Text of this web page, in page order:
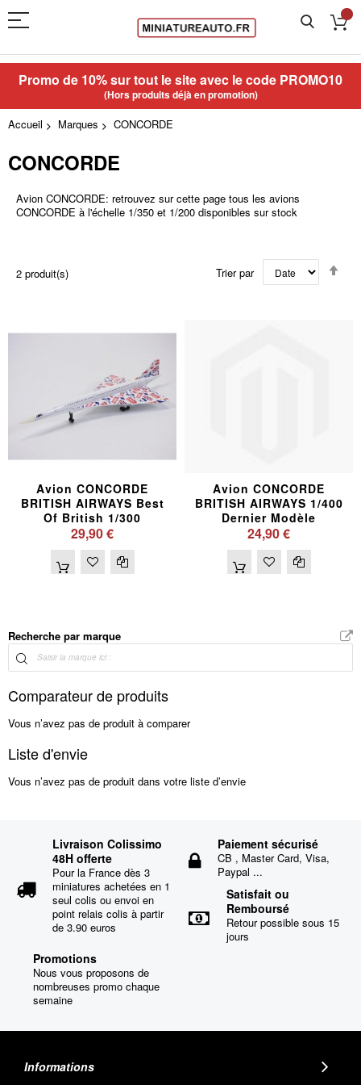
Promo de 10% sur tout le site avec le code PROMO10
(Hors produits déjà en promotion)
Accueil Marques CONCORDE
CONCORDE
Avion CONCORDE: retrouvez sur cette page tous les avions
CONCORDE à l'échelle 1/350 et 1/200 disponibles sur stock
2 produit(s) Trier par
Avion CONCORDE
BRITISH AIRWAYS Best
Of British 1/300
29,90 €
Avion CONCORDE
BRITISH AIRWAYS 1/400
Dernier Modèle
24,90 €
Recherche par marque
Comparateur de produits
Vous n’avez pas de produit à comparer
Liste d'envie
Vous n’avez pas de produit dans votre liste d’envie
Livraison Colissimo
48H offerte
Pour la France dès 3
miniatures achetées en 1
seul colis ou envoi en
point relais colis à partir
de 3.90 euros
Paiement sécurisé
CB , Master Card, Visa,
Paypal ...
Satisfait ou
Remboursé
Retour possible sous 15
jours
Promotions
Nous vous proposons de
nombreuses promo chaque
semaine
Informations